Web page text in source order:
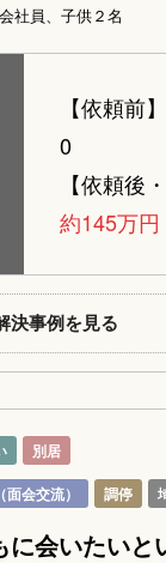
社員、子供２名
【依頼前】
0
【依頼後
約145万円
決事例を見る
別居
会交流） 調停
に会いたいと